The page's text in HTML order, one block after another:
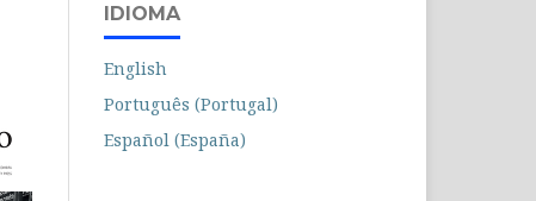
IDIOMA
English
Português (Portugal)
Español (España)